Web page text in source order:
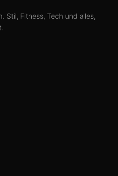
Stil, Fitness, Tech und alles,